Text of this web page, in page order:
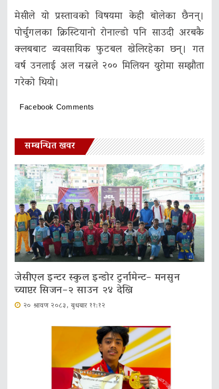
मेसीले यो प्रस्तावको विषयमा केही बोलेका छैनन्।
पोर्चुगलका क्रिस्टियानो रोनाल्डो पनि साउदी अरबकै
क्लबबाट व्यवसायिक फुटबल खेलिरहेका छन्। गत
वर्ष उनलाई अल नस्रले २०० मिलियन युरोमा सम्झौता
गरेको थियो।
Facebook Comments
सम्बन्धित खवर
जेसीएल इन्टर स्कुल इन्डोर टुर्नामेन्ट– मनसुन
च्याप्टर सिजन–२ साउन २४ देखि
२० श्रावण २०८३, बुधबार ११:१२